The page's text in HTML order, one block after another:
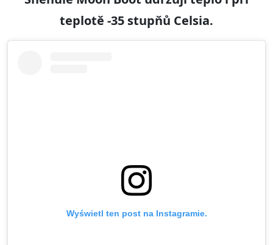
teplotě -35 stupňů Celsia.
Wyświetl ten post na Instagramie.